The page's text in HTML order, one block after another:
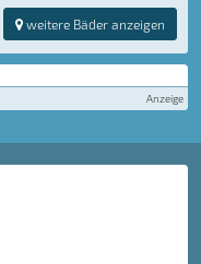
weitere Bäder anzeigen
Anzeige